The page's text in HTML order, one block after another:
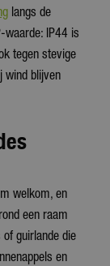
langs de
waarde: IP44 is
tegen stevige
wind blijven
welkom, en
een raam
guirlande die
en